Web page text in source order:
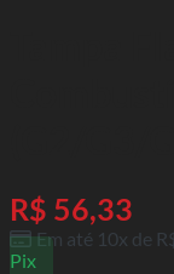
R$ 56,33
Em até 10x de
Pix